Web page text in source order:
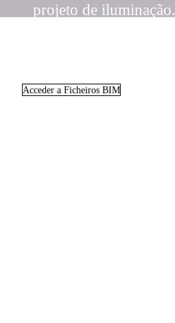
projeto de iluminação.
Acceder a Ficheiros BIM